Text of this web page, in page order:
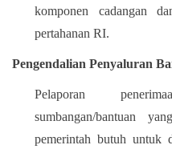
komponen cadangan
pertahanan RI.
Pengendalian Penyaluran
Pelaporan
sumbangan/bantuan
pemerintah butuh untuk